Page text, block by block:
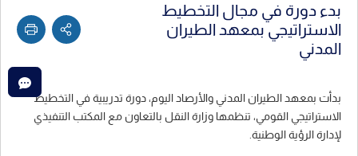
بدء دورة في مجال التخطيط
الاستراتيجي بمعهد الطيران
المدني
بدأت بمعهد الطيران المدني والأرصاد اليوم، دورة تدريبية في التخطيط
الاستراتيجي القومي، تنظمها وزارة النقل بالتعاون مع المكتب التنفيذي
لإدارة الرؤية الوطنية.